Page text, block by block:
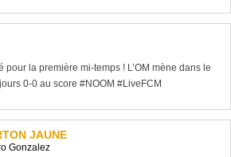
pour la première mi-temps ! L’OM mène dans le
0-0 au score #NOOM #LiveFCM
JAUNE
Gonzalez